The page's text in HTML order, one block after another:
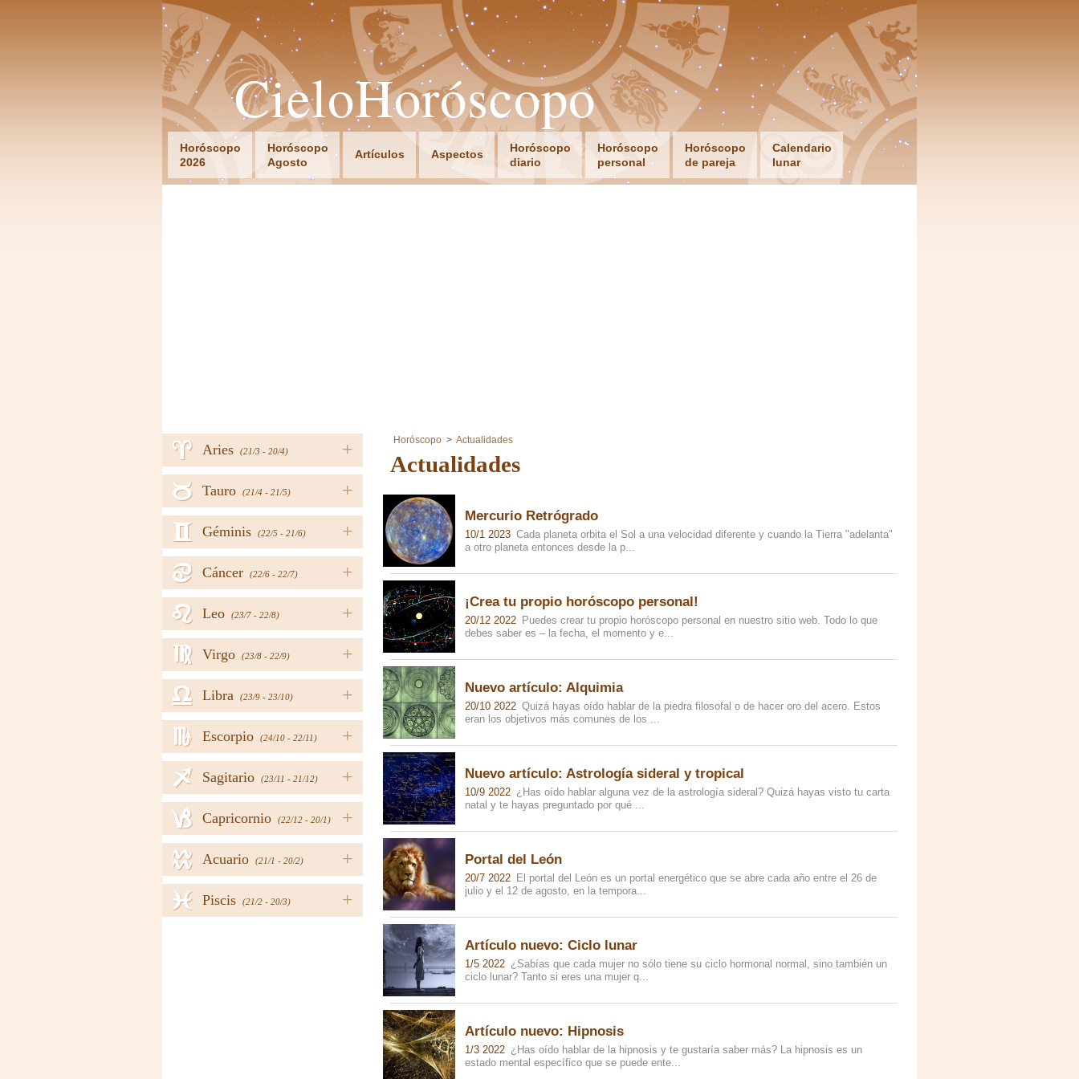
CieloHoróscopo
Horóscopo
2026
Horóscopo
Agosto
Artículos Aspectos
Horóscopo
diario
Horóscopo
personal
Horóscopo
de pareja
Calendario
lunar
+
Aries (21/3 - 20/4)
a
+
Tauro (21/4 - 21/5)
b
+
Géminis (22/5 - 21/6)
c
+
Cáncer (22/6 - 22/7)
d
+
Leo (23/7 - 22/8)
e
+
Virgo (23/8 - 22/9)
f
+
Libra (23/9 - 23/10)
g
+
Escorpio (24/10 - 22/11)
h
+
Sagitario (23/11 - 21/12)
i
+
Capricornio (22/12 - 20/1)
j
+
Acuario (21/1 - 20/2)
k
+
Piscis (21/2 - 20/3)
l
Horóscopo Actualidades
Actualidades
Mercurio Retrógrado
10/1 2023
a otro planeta entonces desde la p...
¡Crea tu propio horóscopo personal!
20/12 2022
debes saber es – la fecha, el momento y e...
Nuevo artículo: Alquimia
20/10 2022
eran los objetivos más comunes de los ...
Nuevo artículo: Astrología sideral y tropical
10/9 2022
natal y te hayas preguntado por qué ...
Portal del León
20/7 2022
julio y el 12 de agosto, en la tempora...
Artículo nuevo: Ciclo lunar
1/5 2022
ciclo lunar? Tanto si eres una mujer q...
Artículo nuevo: Hipnosis
1/3 2022
estado mental específico que se puede ente...